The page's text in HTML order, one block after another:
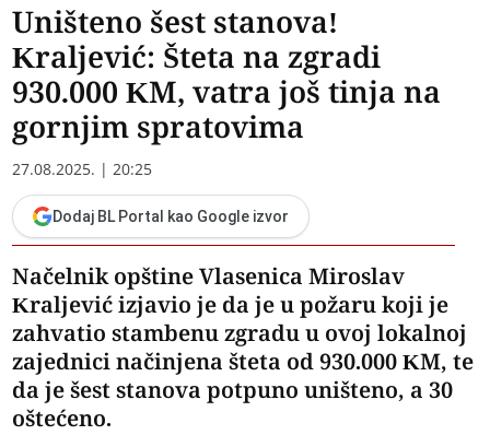
Uništeno šest stanova!
Kraljević: Šteta na zgradi
930.000 KM, vatra još tinja na
gornjim spratovima
27.08.2025. | 20:25
Dodaj BL Portal kao Google izvor
Načelnik opštine Vlasenica Miroslav
Kraljević izjavio je da je u požaru koji je
zahvatio stambenu zgradu u ovoj lokalnoj
zajednici načinjena šteta od 930.000 KM, te
da je šest stanova potpuno uništeno, a 30
oštećeno.